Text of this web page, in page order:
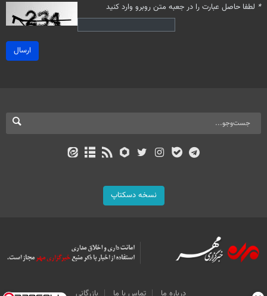
* لطفا حاصل عبارت را در جعبه متن روبرو وارد کنید
ارسال
نسخه دسکتاپ